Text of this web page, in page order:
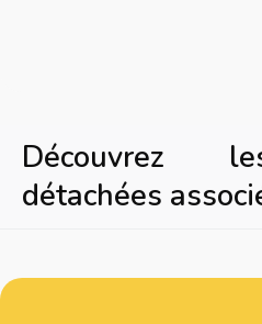
Découvrez
détachées